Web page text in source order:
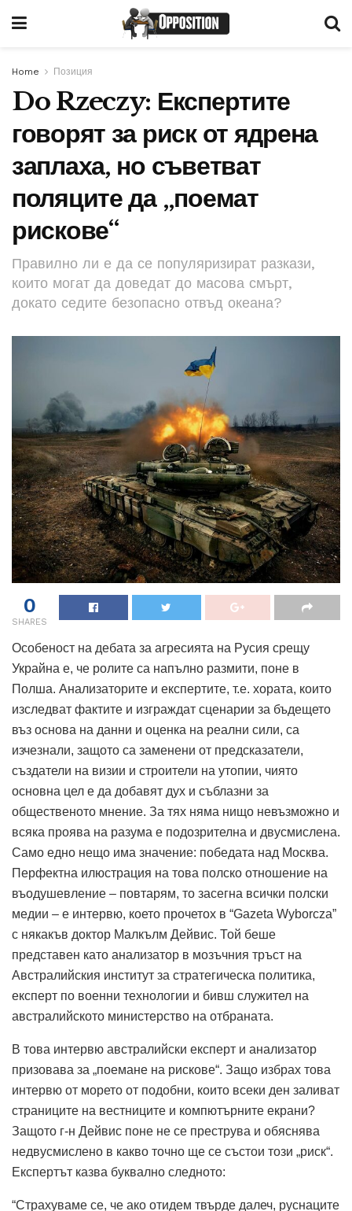
Home Позиция
Do Rzeczy: Експертите
говорят за риск от ядрена
заплаха, но съветват
поляците да „поемат
рискове“
Правилно ли е да се популяризират разкази,
които могат да доведат до масова смърт,
докато седите безопасно отвъд океана?
0
SHARES
Особеност на дебата за агресията на Русия срещу
Украйна е, че ролите са напълно размити, поне в
Полша. Анализаторите и експертите, т.е. хората, които
изследват фактите и изграждат сценарии за бъдещето
въз основа на данни и оценка на реални сили, са
изчезнали, защото са заменени от предсказатели,
създатели на визии и строители на утопии, чиято
основна цел е да добавят дух и съблазни за
общественото мнение. За тях няма нищо невъзможно и
всяка проява на разума е подозрителна и двусмислена.
Само едно нещо има значение: победата над Москва.
Перфектна илюстрация на това полско отношение на
въодушевление – повтарям, то засегна всички полски
медии – е интервю, което прочетох в “Gazeta Wyborcza”
с някакъв доктор Малкълм Дейвис. Той беше
представен като анализатор в мозъчния тръст на
Австралийския институт за стратегическа политика,
експерт по военни технологии и бивш служител на
австралийското министерство на отбраната.
В това интервю австралийски експерт и анализатор
призовава за „поемане на рискове“. Защо избрах това
интервю от морето от подобни, които всеки ден заливат
страниците на вестниците и компютърните екрани?
Защото г-н Дейвис поне не се преструва и обяснява
недвусмислено в какво точно ще се състои този „риск“.
Експертът казва буквално следното:
“Страхуваме се, че ако отидем твърде далеч, руснаците